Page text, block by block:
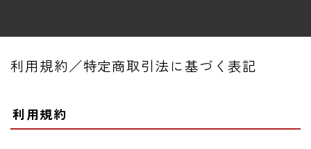
フィルター
コンプレッサー
利用規約／特定商取引法に基づく表記
利用規約